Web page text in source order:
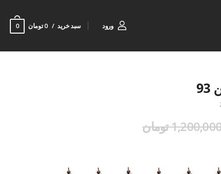
ورود سبد خرید 0 تومان 0
تومان